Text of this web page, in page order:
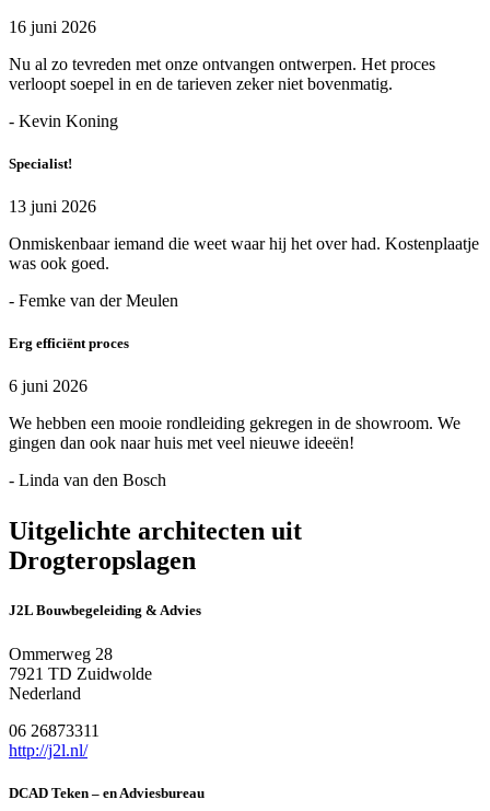
16 juni 2026
Nu al zo tevreden met onze ontvangen ontwerpen. Het proces
verloopt soepel in en de tarieven zeker niet bovenmatig.
- Kevin Koning
Specialist!
13 juni 2026
Onmiskenbaar iemand die weet waar hij het over had. Kostenplaatje
was ook goed.
- Femke van der Meulen
Erg efficiënt proces
6 juni 2026
We hebben een mooie rondleiding gekregen in de showroom. We
gingen dan ook naar huis met veel nieuwe ideeën!
- Linda van den Bosch
Uitgelichte architecten uit
Drogteropslagen
J2L Bouwbegeleiding & Advies
Ommerweg 28
7921 TD Zuidwolde
Nederland
06 26873311
http://j2l.nl/
DCAD Teken – en Adviesbureau